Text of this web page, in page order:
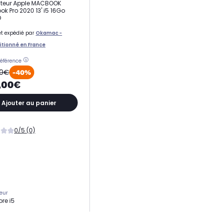
Apple MACBOOK
Pro 2020 13' i5 16Go
expédié par Okamac -
en France
-40%
Ajouter au panier
0/5 (0)
i5